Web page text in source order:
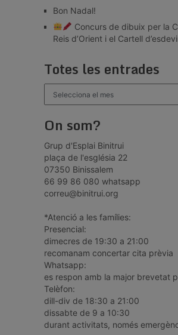
Bon Nadal!
Concurs de dibuix per la
Reis d’Orient i el Cartell
Totes les entrades
les
On som?
Grup d'Esplai Binitrui
plaça de l'església 22
07350 Binissalem
66 99 86 080 whatsapp
correu@binitrui.org
*Atenció a les famílies:
Presencial:
dimecres de 19:30 a 21:00
recomanam concertar cita prèvia
Whatsapp:
es respon amb la major brevetat
Telèfon:
dill-div de 18:30 a 21:00
dissabte de 9 a 10:30
durant activitats, només